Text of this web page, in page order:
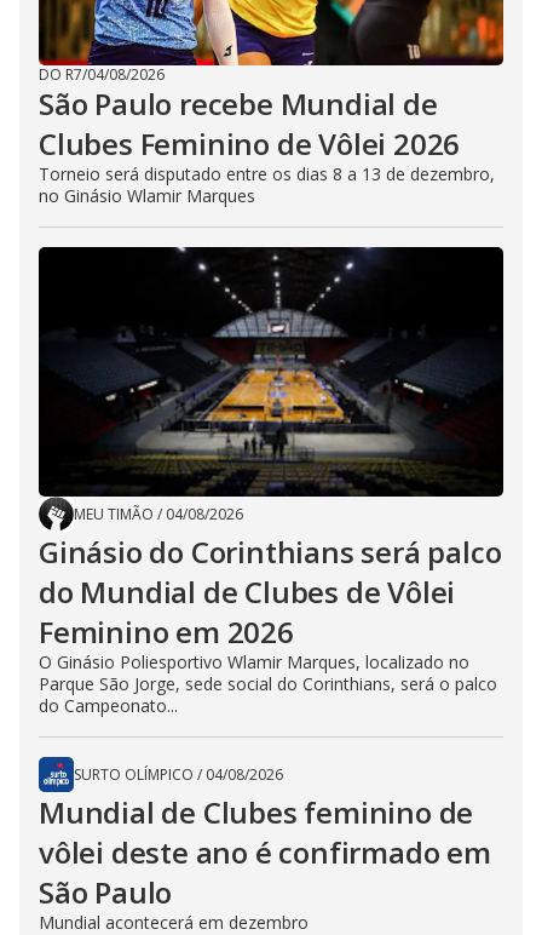
DO R7/04/08/2026
São Paulo recebe Mundial de
Clubes Feminino de Vôlei 2026
Torneio será disputado entre os dias 8 a 13 de dezembro,
no Ginásio Wlamir Marques
MEU TIMÃO / 04/08/2026
Ginásio do Corinthians será palco
do Mundial de Clubes de Vôlei
Feminino em 2026
O Ginásio Poliesportivo Wlamir Marques, localizado no
Parque São Jorge, sede social do Corinthians, será o palco
do Campeonato...
SURTO OLÍMPICO / 04/08/2026
Mundial de Clubes feminino de
vôlei deste ano é confirmado em
São Paulo
Mundial acontecerá em dezembro